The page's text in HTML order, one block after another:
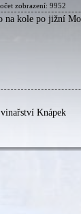
zobrazení: 9952
na kole po jižní
Knápek